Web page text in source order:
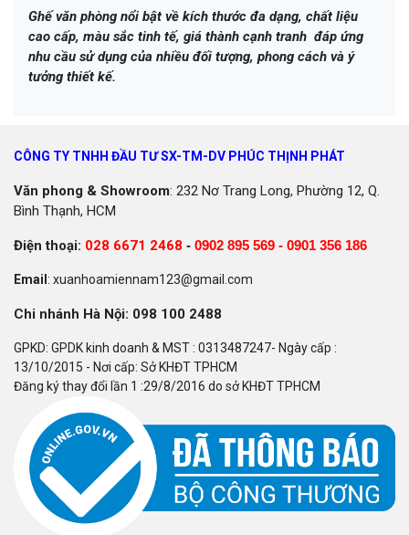
Ghế văn phòng nổi bật về kích thước đa dạng, chất liệu
cao cấp, màu sắc tinh tế, giá thành cạnh tranh đáp ứng
nhu cầu sử dụng của nhiều đối tượng, phong cách và ý
tưởng thiết kế.
CÔNG TY TNHH ĐẦU TƯ SX-TM-DV PHÚC THỊNH PHÁT
Văn phong & Showroom: 232 Nơ Trang Long, Phường 12, Q.
Bình Thạnh, HCM
Điện thoại: 028 6671 2468 - 0902 895 569 - 0901 356 186
Email : xuanhoamiennam123@gmail.com
Chi nhánh Hà Nội: 098 100 2488
GPKD: GPDK kinh doanh & MST : 0313487247- Ngày cấp :
13/10/2015 - Nơi cấp: Sở KHĐT TPHCM
Đăng ký thay đổi lần 1 :29/8/2016 do sở KHĐT TPHCM